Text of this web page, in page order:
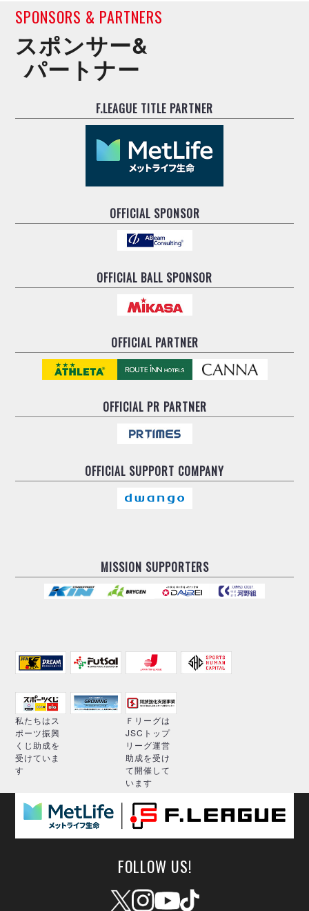
SPONSORS & PARTNERS
スポンサー&
パートナー
F.LEAGUE TITLE PARTNER
OFFICIAL SPONSOR
OFFICIAL BALL SPONSOR
OFFICIAL PARTNER
OFFICIALPR PARTNER
OFFICIAL SUPPORT COMPANY
MISSION SUPPORTERS
私たちはス
ポーツ振興
くじ助成を
受けていま
す
Ｆリーグは
JSCトップ
リーグ運営
助成を受け
て開催して
います
FOLLOW US!